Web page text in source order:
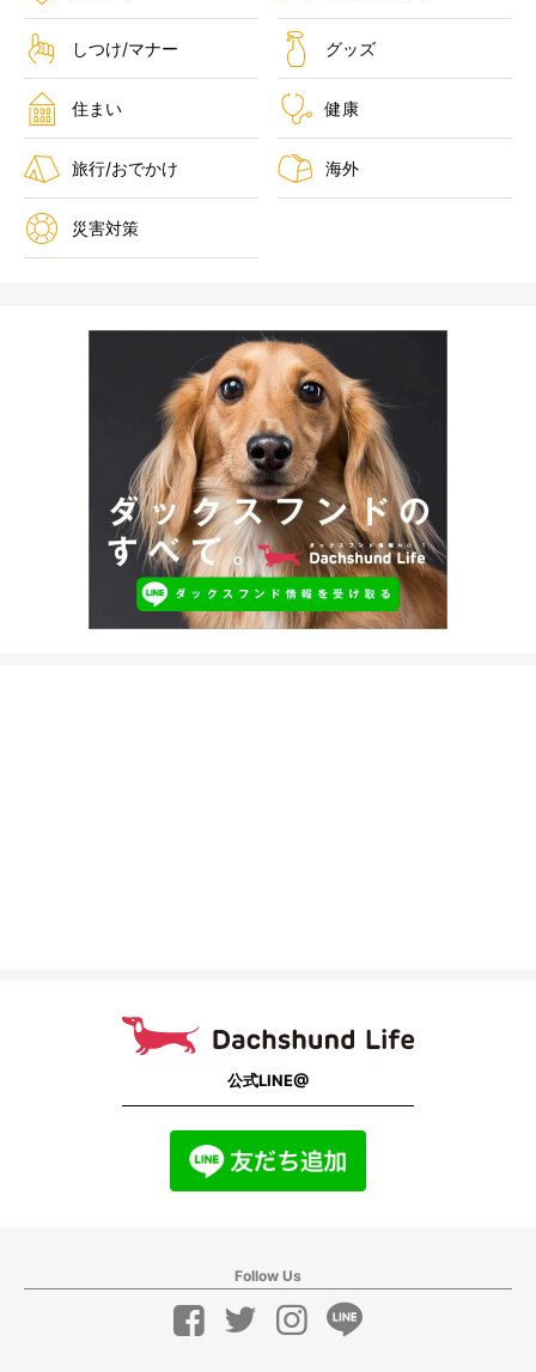
しつけ/マナー グッズ
住まい 健康
旅行/おでかけ 海外
災害対策
公式LINE@
Follow Us